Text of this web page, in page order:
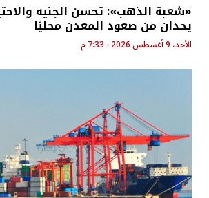
«شعبة الذهب»: تحسن الجنيه
يحدان من صعود المعدن محليًا
الأحد، 9 أغسطس 2026 - 7:33 م